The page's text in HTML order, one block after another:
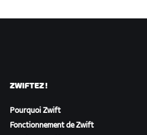
ZWIFTEZ !
Pourquoi Zwift
Fonctionnement de Zwift